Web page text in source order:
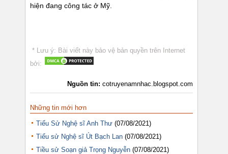
hiện đang công tác ở Mỹ.
* Lưu ý: Bài viết này bảo vệ bản quyền trên Internet
bởi:
Nguồn tin: cotruyenamnhac.blogspot.com
Những tin mới hơn
Tiểu Sử Nghệ sĩ Anh Thư (07/08/2021)
Tiểu sử Nghệ sĩ Út Bạch Lan (07/08/2021)
Tiều sử Soạn giả Trọng Nguyễn (07/08/2021)